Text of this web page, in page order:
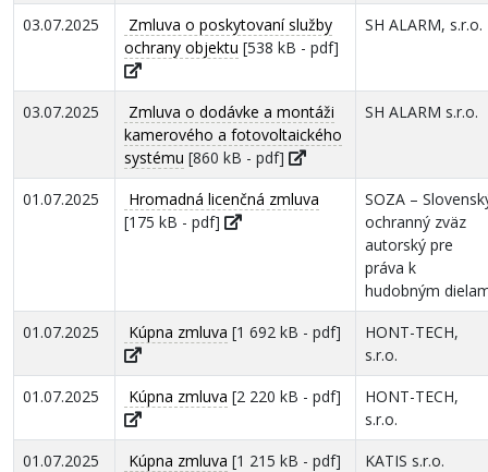
03.07.2025
Zmluva o poskytovaní služby
ochrany objektu [538 kB - pdf]
SH ALARM, s.r.o.
03.07.2025
Zmluva o dodávke a montáži
kamerového a fotovoltaického
systému [860 kB - pdf]
SH ALARM s.r.o.
01.07.2025
Hromadná licenčná zmluva
[175 kB - pdf]
SOZA –
ochranný zväz
autorský pre
práva k
hudobným
01.07.2025
Kúpna zmluva [1 692 kB - pdf]
HONT-TECH,
s.r.o.
01.07.2025
Kúpna zmluva [2 220 kB - pdf]
HONT-TECH,
s.r.o.
01.07.2025
Kúpna zmluva [1 215 kB - pdf] KATIS s.r.o.